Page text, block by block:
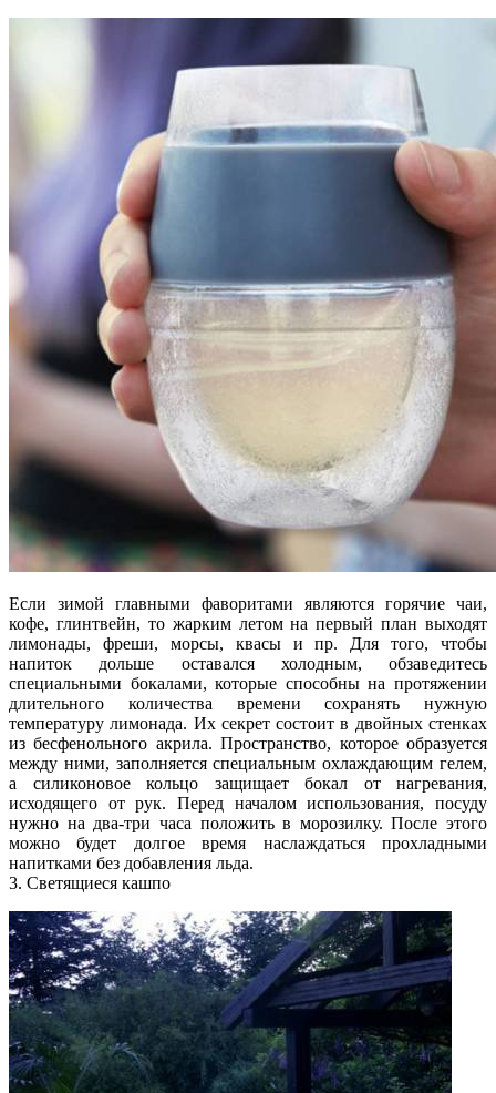
Если зимой главными фаворитами являются горячие чаи,
кофе, глинтвейн, то жарким летом на первый план выходят
лимонады, фреши, морсы, квасы и пр. Для того, чтобы
напиток дольше оставался холодным, обзаведитесь
специальными бокалами, которые способны на протяжении
длительного количества времени сохранять нужную
температуру лимонада. Их секрет состоит в двойных стенках
из бесфенольного акрила. Пространство, которое образуется
между ними, заполняется специальным охлаждающим гелем,
а силиконовое кольцо защищает бокал от нагревания,
исходящего от рук. Перед началом использования, посуду
нужно на два-три часа положить в морозилку. После этого
можно будет долгое время наслаждаться прохладными
напитками без добавления льда.
3. Светящиеся кашпо